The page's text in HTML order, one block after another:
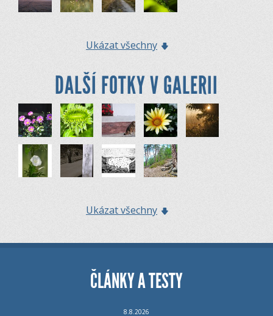
Ukázat všechny
DALŠÍ FOTKY V GALERII
Ukázat všechny
ČLÁNKY A TESTY
8.8.2026